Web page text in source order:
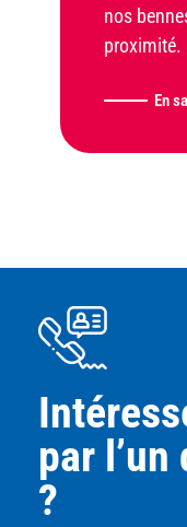
nos
proximité.
En
par
?